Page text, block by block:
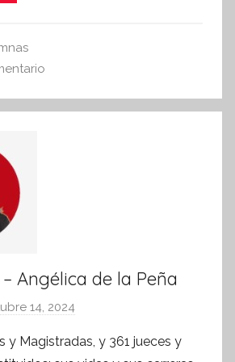
o
A
p
p
Angélica de la Peña
14, 2024
r
y Magistradas, y 361 jueces y